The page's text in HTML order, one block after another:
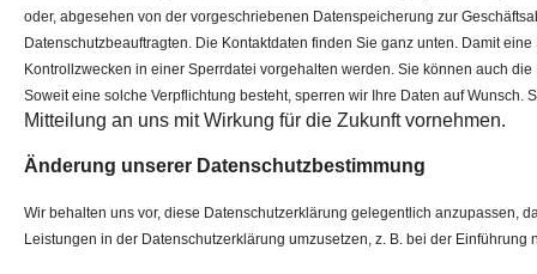
oder, abgesehen von der vorgeschriebenen Datenspeicherung zur
Datenschutzbeauftragten. Die Kontaktdaten finden Sie ganz unten. Damit
Kontrollzwecken in einer Sperrdatei vorgehalten werden. Sie können auch
Soweit eine solche Verpflichtung besteht, sperren wir Ihre Daten auf
Mitteilung an uns mit Wirkung für die Zukunft vornehmen.
Änderung unserer Datenschutzbestimmung
Wir behalten uns vor, diese Datenschutzerklärung gelegentlich anzupassen,
Leistungen in der Datenschutzerklärung umzusetzen, z. B. bei der